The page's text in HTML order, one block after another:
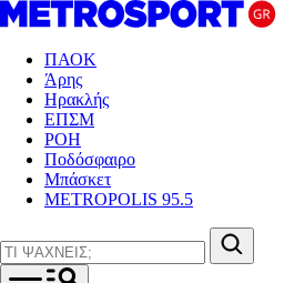
ΠΑΟΚ
Άρης
Ηρακλής
ΕΠΣΜ
ΡΟΗ
Ποδόσφαιρο
Μπάσκετ
METROPOLIS 95.5